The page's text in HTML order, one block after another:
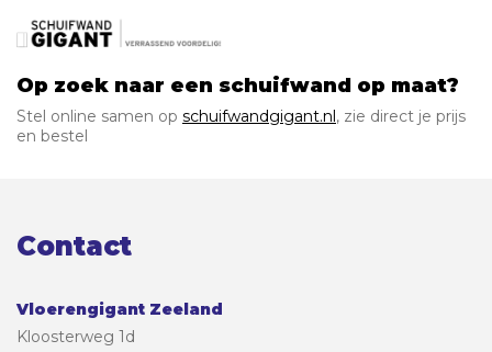
Op zoek naar een schuifwand op maat?
Stel online samen op schuifwandgigant.nl, zie direct je prijs
en bestel
Contact
Vloerengigant Zeeland
Kloosterweg 1d